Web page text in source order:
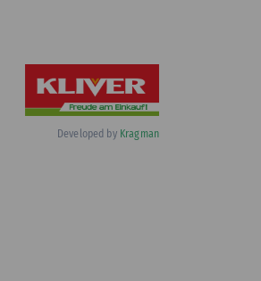
Developed by Kragman